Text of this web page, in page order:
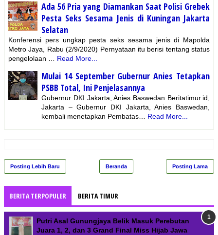
Ada 56 Pria yang Diamankan Saat Polisi Grebek
Pesta Seks Sesama Jenis di Kuningan Jakarta
Selatan
Konferensi pers ungkap pesta seks sesama jenis di Mapolda
Metro Jaya, Rabu (2/9/2020) Pernyataan itu berisi tentang status
pengelolaan … Read More...
Mulai 14 September Gubernur Anies Tetapkan
PSBB Total, Ini Penjelasannya
Gubernur DKI Jakarta, Anies Baswedan Beritatimur.id,
Jakarta – Gubernur DKI Jakarta, Anies Baswedan,
kembali menetapkan Pembatas…
Read More...
Posting Lebih Baru Posting Lama
Beranda
BERITA TERPOPULER BERITA TIMUR
Putri Asal Gunungjaya Belik Masuk Perebutan
Juara 1, 2, dan 3 Grand Final Miss Hijab Jawa